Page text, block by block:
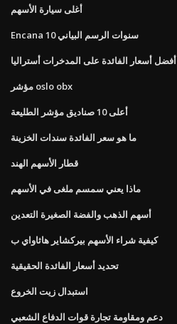
أغلى سيارة الأسهم
Encana 10 سنوات الرسم البياني
أفضل أسعار الفائدة على المدخرات أستراليا
مؤشر oslo obx
أعلى 10 صناديق مؤشر الطليعة
ما هو سعر الفائدة سندات الخزينة
قطار الأسهم الهند
ماذا يعني سمسم ملغى في الأسهم
أسهم الذهب والفضة الصغيرة التعدين
كيفية شراء الأسهم بيركشاير هاثاواي ب
تحديد أسعار الفائدة الحقيقية
استبدال زيت الخروع
دعم ومقاومة تجارة قوات الدفاع الشعبي